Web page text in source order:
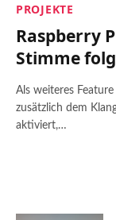
PROJEKTE
Raspberry
Stimme
Als weiteres
zusätzlich dem
aktiviert,…